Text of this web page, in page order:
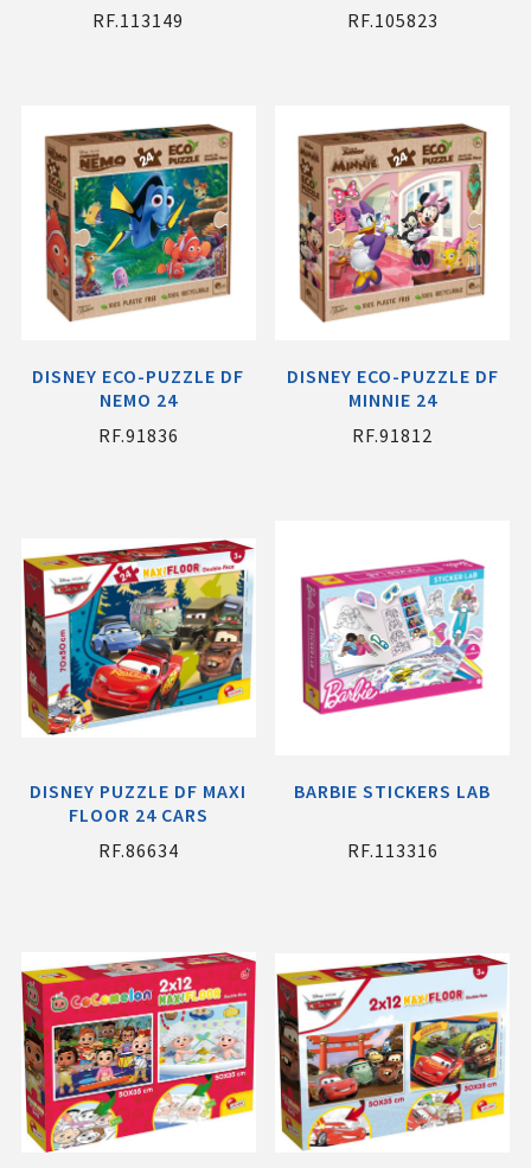
RF.113149
RF.105823
DISNEY ECO-PUZZLE DF
NEMO 24
RF.91836
DISNEY ECO-PUZZLE DF
MINNIE 24
RF.91812
DISNEY PUZZLE DF MAXI
FLOOR 24 CARS
RF.86634
BARBIE STICKERS LAB
RF.113316